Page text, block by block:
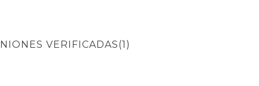
VERIFICADAS(1)